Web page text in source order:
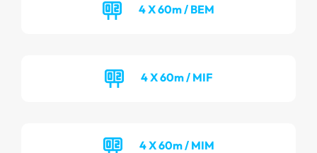
4 X 60m / BEM
4 X 60m / MIF
4 X 60m / MIM